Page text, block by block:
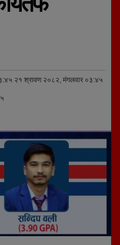
२१ श्रावण २०८२, मंगलवार ०३:४५